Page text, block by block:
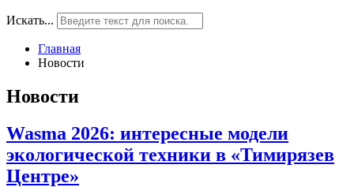
Искать...
Главная
Новости
Новости
Wasma 2026: интересные модели
экологической техники в «Тимирязев
Центре»